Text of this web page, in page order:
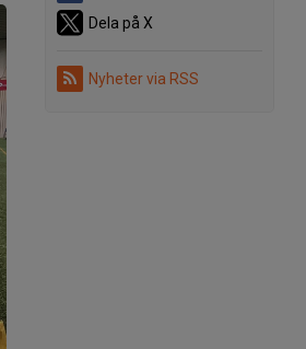
Dela på X
Nyheter via RSS